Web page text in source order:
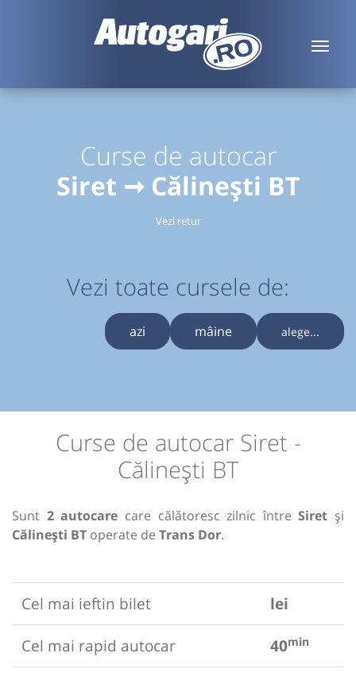
Curse de autocar
Siret ➞ Călinești BT
Vezi retur
Vezi toate cursele de:
azi mâine alege...
Curse de autocar Siret -
Călinești BT
Sunt 2 autocare care călătoresc zilnic întreSiret și
Călinești BT operate de Trans Dor.
Cel mai ieftin bilet
lei
Cel mai rapid autocar
40min